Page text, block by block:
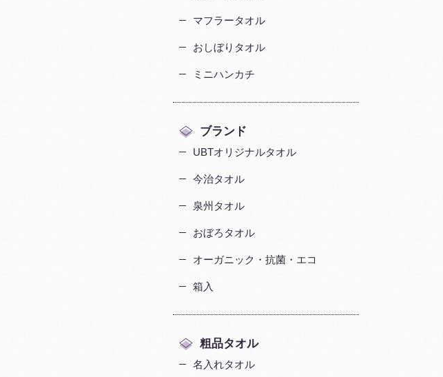
マフラータオル
おしぼりタオル
ミニハンカチ
ブランド
UBTオリジナルタオル
今治タオル
泉州タオル
おぼろタオル
オーガニック・抗菌・エコ
箱入
粗品タオル
名入れタオル